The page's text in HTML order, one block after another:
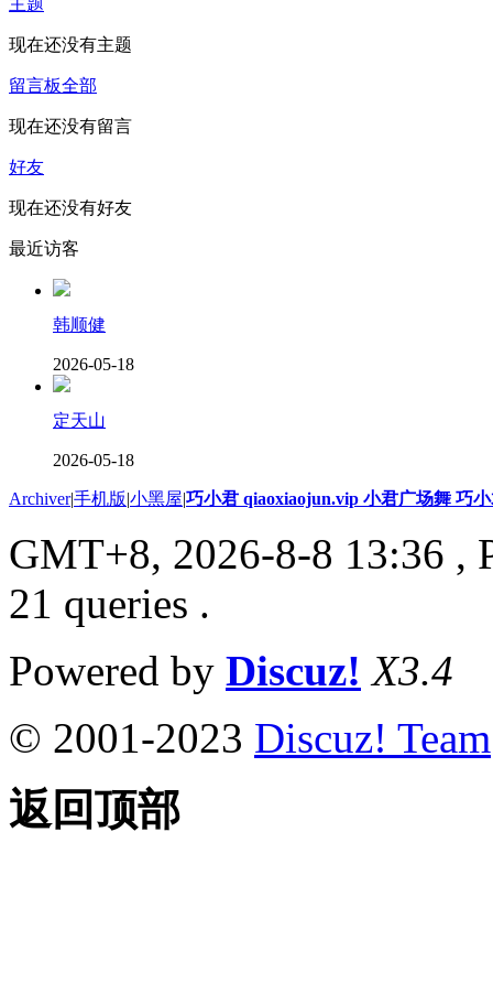
现在还没有主题
留言板全部
现在还没有留言
好友
现在还没有好友
最近访客
韩顺健
2026-05-18
定天山
2026-05-18
Archiver|手机版|小黑屋|巧小君 qiaoxiaojun.vip 小君广场舞 巧
GMT+8, 2026-8-8 13:36 ,
21 queries .
Powered by Discuz! X3.4
© 2001-2023 Discuz! Team
返回顶部